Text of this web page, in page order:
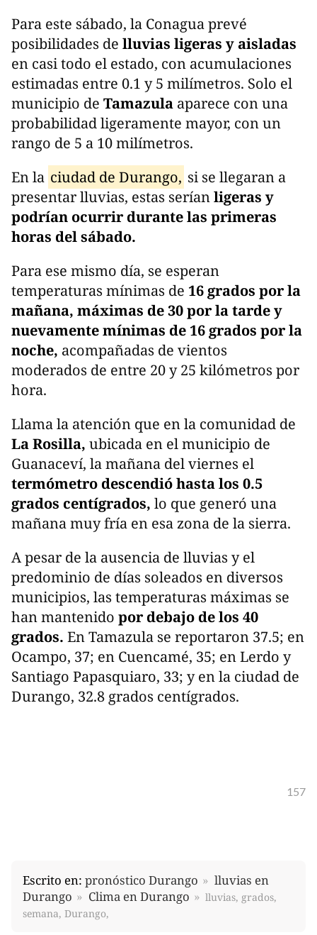
Para este sábado, la Conagua prevé
posibilidades de lluvias ligeras y aisladas
en casi todo el estado, con acumulaciones
estimadas entre 0.1 y 5 milímetros. Solo el
municipio de Tamazula aparece con una
probabilidad ligeramente mayor, con un
rango de 5 a 10 milímetros.
En la ciudad de Durango, si se llegaran a
presentar lluvias, estas seríanligeras y
podrían ocurrir durante las primeras
horas del sábado.
Para ese mismo día, se esperan
temperaturas mínimas de 16 grados por la
mañana, máximas de 30 por la tarde y
nuevamente mínimas de 16 grados por la
noche, acompañadas de vientos
moderados de entre 20 y 25 kilómetros por
hora.
Llama la atención que en la comunidad de
La Rosilla, ubicada en el municipio de
Guanaceví, la mañana del viernes el
termómetro descendió hasta los 0.5
grados centígrados, lo que generó una
mañana muy fría en esa zona de la sierra.
A pesar de la ausencia de lluvias y el
predominio de días soleados en diversos
municipios, las temperaturas máximas se
han mantenido por debajo de los 40
grados. En Tamazula se reportaron 37.5; en
Ocampo, 37; en Cuencamé, 35; en Lerdo y
Santiago Papasquiaro, 33; y en la ciudad de
Durango, 32.8 grados centígrados.
157
Escrito en: pronóstico Durango
lluvias en
Durango
Clima en Durango
lluvias, grados,
semana, Durango,